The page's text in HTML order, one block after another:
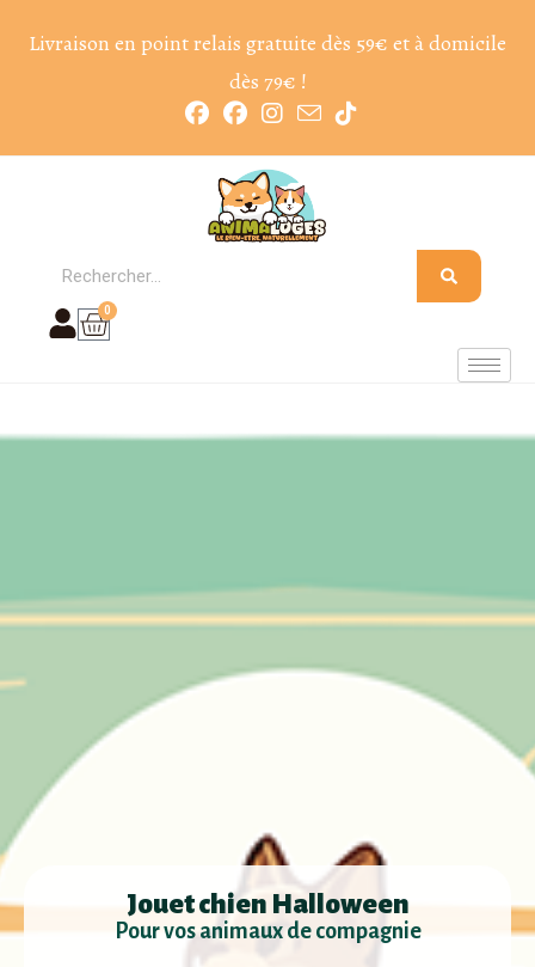
Livraison en point relais gratuite dès 59€ et à domicile
dès 79€ !
0
Jouet chien Halloween
Pour vos animaux de compagnie